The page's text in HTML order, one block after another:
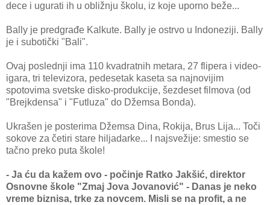
dece i ugurati ih u obližnju školu, iz koje uporno beže...
Bally je predgrađe Kalkute. Bally je ostrvo u Indoneziji. Bally
je i subotički "Bali".
Ovaj poslednji ima 110 kvadratnih metara, 27 flipera i video-
igara, tri televizora, pedesetak kaseta sa najnovijim
spotovima svetske disko-produkcije, šezdeset filmova (od
"Brejkdensa" i "Futluza" do Džemsa Bonda).
Ukrašen je posterima Džemsa Dina, Rokija, Brus Lija... Toči
sokove za četiri stare hiljadarke... I najsvežije: smestio se
tačno preko puta škole!
- Ja ću da kažem ovo - počinje Ratko Jakšić, direktor
Osnovne škole "Zmaj Jova Jovanović" - Danas je neko
vreme biznisa, trke za novcem. Misli se na profit, a ne